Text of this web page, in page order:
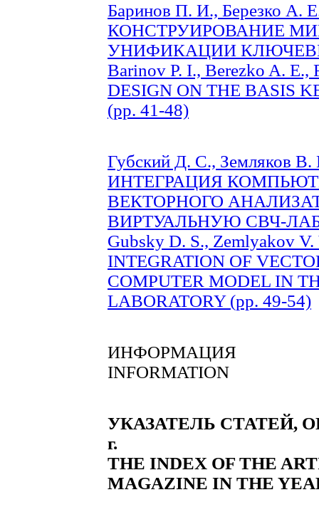
Баринов П. И., Березко А.
КОНСТРУИРОВАНИЕ
УНИФИКАЦИИ
Barinov P. I., Berezko A.
DESIGN ON THE BASIS
(pp. 41-48)
Губский Д. С., Земляков
ИНТЕГРАЦИЯ
ВЕКТОРНОГО
ВИРТУАЛЬНУЮ СВЧ-
Gubsky D. S., Zemlyakov
INTEGRATION OF
COMPUTER MODEL IN
LABORATORY (pp. 49-54)
ИНФОРМАЦИЯ
INFORMATION
УКАЗАТЕЛЬ СТАТЕЙ,
г.
THE INDEX OF THE
MAGAZINE IN THE